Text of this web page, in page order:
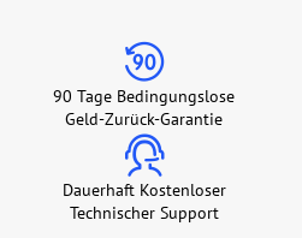
90 Tage Bedingungslose
Geld-Zurück-Garantie
Dauerhaft Kostenloser
Technischer Support